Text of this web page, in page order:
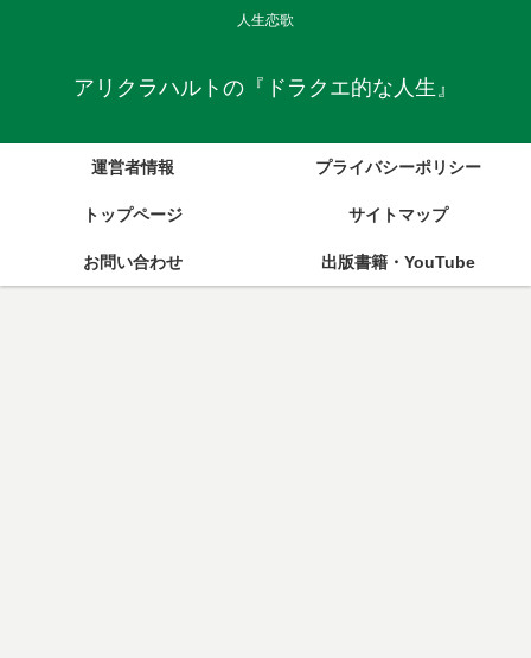
人生恋歌
アリクラハルトの『ドラクエ的な人生』
運営者情報 プライバシーポリシー
トップページ サイトマップ
お問い合わせ 出版書籍・YouTube